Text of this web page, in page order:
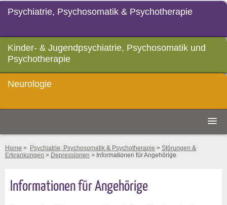
Psychiatrie, Psychosomatik & Psychotherapie
Kinder- & Jugendpsychiatrie, Psychosomatik und
Psychotherapie
Neurologie
Home > Psychiatrie, Psychosomatik & Psychotherapie > Störungen &
Erkrankungen > Depressionen > Informationen für Angehörige
Informationen für Angehörige